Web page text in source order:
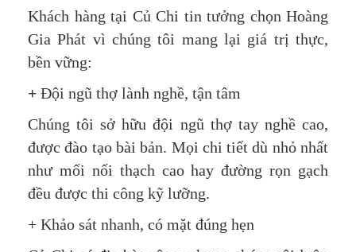
Khách hàng tại Củ Chi tin tưởng chọn Hoàng
Gia Phát vì chúng tôi mang lại giá trị thực,
bền vững:
+ Đội ngũ thợ lành nghề, tận tâm
Chúng tôi sở hữu đội ngũ thợ tay nghề cao,
được đào tạo bài bản. Mọi chi tiết dù nhỏ nhất
như mối nối thạch cao hay đường rọn gạch
đều được thi công kỹ lưỡng.
+ Khảo sát nhanh, có mặt đúng hẹn